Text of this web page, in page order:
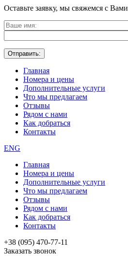
Оставьте заявку, мы свяжемся с Вами
Главная
Номера и цены
Дополнительные услуги
Что мы предлагаем
Отзывы
Рядом с нами
Как добраться
Контакты
ENG
Главная
Номера и цены
Дополнительные услуги
Что мы предлагаем
Отзывы
Рядом с нами
Как добраться
Контакты
+38 (095) 470-77-11
Заказать звонок